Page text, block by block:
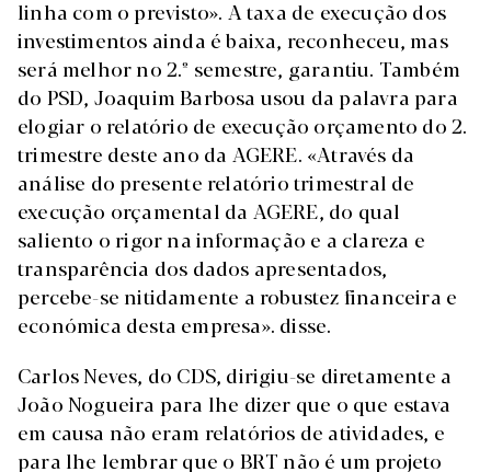
linha com o previsto». A taxa de execução dos
investimentos ainda é baixa, reconheceu, mas
será melhor no 2.º semestre, garantiu. Também
do PSD, Joaquim Barbosa usou da palavra para
elogiar o relatório de execução orçamento do 2.
trimestre deste ano da AGERE. «Através da
análise do presente relatório trimestral de
execução orçamental da AGERE, do qual
saliento o rigor na informação e a clareza e
transparência dos dados apresentados,
percebe-se nitidamente a robustez financeira e
económica desta empresa». disse.
Carlos Neves, do CDS, dirigiu-se diretamente a
João Nogueira para lhe dizer que o que estava
em causa não eram relatórios de atividades, e
para lhe lembrar que o BRT não é um projeto